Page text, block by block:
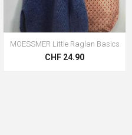
MOESSMER Little Raglan Basics
CHF 24.90